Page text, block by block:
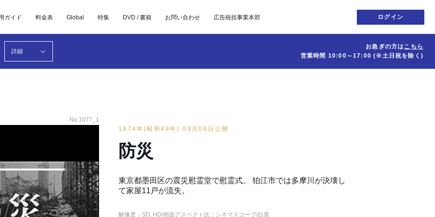
ガイド 料金表 Global 特集 DVD / 書籍 お問い合わせ 広告統括事業本部 ログイン
詳細
お急ぎの方はこちら
営業時間 10:00～17:00(※土日祝を除く)
No.1077_1
1974年(昭和49年) 09月06日公開
防災
東京都墨田区の震災慰霊堂で慰霊式。 狛江市では多摩川が決壊し
て家屋11戸が流失。
解像度：SD, HD/画面アスペクト比：シネマスコープ/白黒